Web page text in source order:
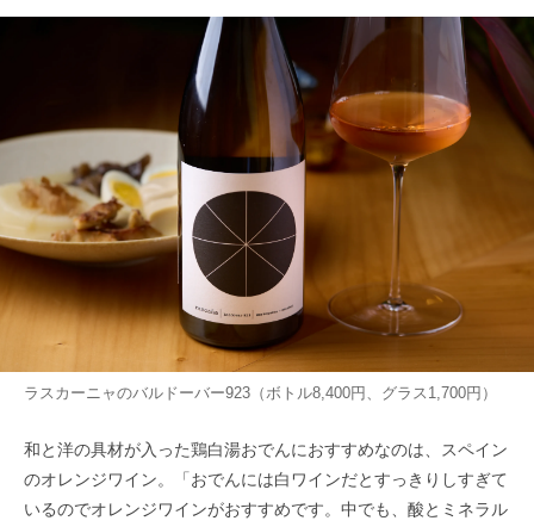
ラスカーニャのバルドーバー923（ボトル8,400円、グラス1,700円）
和と洋の具材が入った鶏白湯おでんにおすすめなのは、スペイン
のオレンジワイン。「おでんには白ワインだとすっきりしすぎて
いるのでオレンジワインがおすすめです。中でも、酸とミネラル